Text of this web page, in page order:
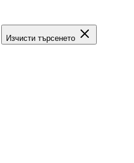
Изчисти търсенето